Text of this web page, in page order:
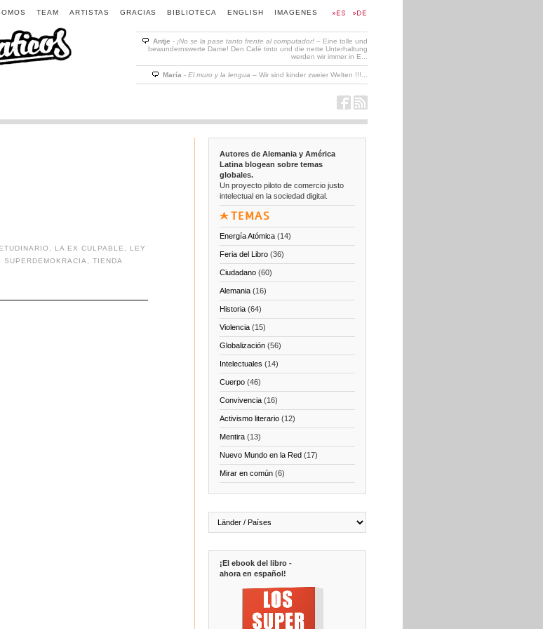
IMAGENES
ENGLISH
BIBLIOTECA
GRACIAS
ARTISTAS
TEAM
Antje - ¡No se la pase tanto frente al computador!– Eine tolle und
bewundernswerte Dame! Den Café tinto und die nette Unterhaltung
werden wir immer in E...
María - El muro y la lengua – Wir sind kinder zweier Welten !!!...
LA EX CULPABLE
LEY
SUPERDEMOKRACIA ,TIENDA
Autores de Alemania y América
Latina blogean sobre temas
globales.
Un proyecto piloto de comercio justo
intelectual en la sociedad digital.
TEMAS
Energía Atómica(14)
Feria del Libro(36)
Ciudadano(60)
Alemania(16)
Historia(64)
Violencia(15)
Globalización(56)
Intelectuales (14)
Cuerpo(46)
Convivencia(16)
Activismo literario(12)
Mentira(13)
Nuevo Mundo en la Red(17)
Mirar en común(6)
¡El ebook del libro -
ahora en español!